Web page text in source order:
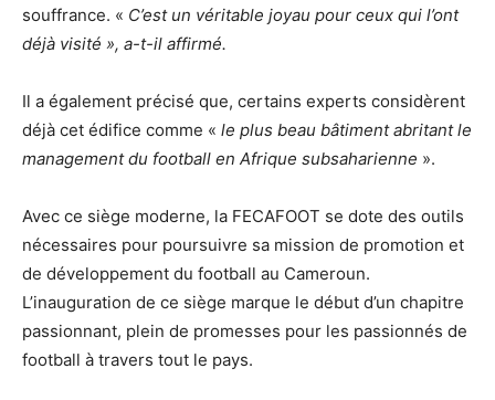
souffrance. « C’est un véritable joyau pour ceux qui l’ont
déjà visité », a-t-il affirmé.
Il a également précisé que, certains experts considèrent
déjà cet édifice comme « le plus beau bâtiment abritant le
management du football en Afrique subsaharienne ».
Avec ce siège moderne, la FECAFOOT se dote des outils
nécessaires pour poursuivre sa mission de promotion et
de développement du football au Cameroun.
L’inauguration de ce siège marque le début d’un chapitre
passionnant, plein de promesses pour les passionnés de
football à travers tout le pays.